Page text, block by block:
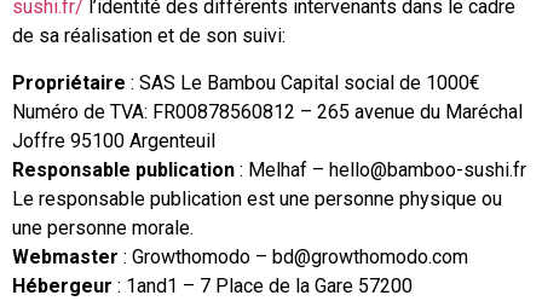
sushi.fr/ l’identité des différents intervenants dans le cadre
de sa réalisation et de son suivi:
Propriétaire : SAS Le Bambou Capital social de 1000€
Numéro de TVA: FR00878560812 – 265 avenue du Maréchal
Joffre 95100 Argenteuil
Responsable publication : Melhaf – hello@bamboo-sushi.fr
Le responsable publication est une personne physique ou
une personne morale.
Webmaster : Growthomodo – bd@growthomodo.com
Hébergeur : 1and1 – 7 Place de la Gare 57200